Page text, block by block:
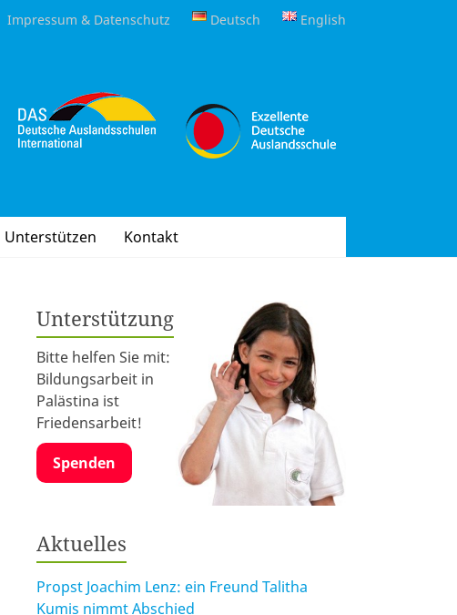
Impressum & Datenschutz Deutsch English
Unterstützen Kontakt
Unterstützung
Bitte helfen Sie mit:
Bildungsarbeit in
Palästina ist
Friedensarbeit!
Spenden
Aktuelles
Propst Joachim Lenz: ein Freund Talitha
Kumis nimmt Abschied